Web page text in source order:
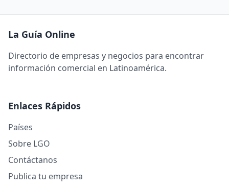
La Guía Online
Directorio de empresas y negocios para encontrar
información comercial en Latinoamérica.
Enlaces Rápidos
Países
Sobre LGO
Contáctanos
Publica tu empresa